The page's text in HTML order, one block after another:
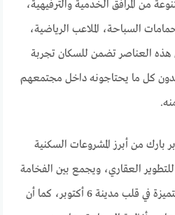
من المرافق الخدمية والترفيهية،
السباحة، الملاعب الرياضية،
هذه العناصر تضمن للسكان تجربة
كل ما يحتاجونه داخل مجتمعهم
ماونتن فيو 4 أكتوبر بارك من أبرز المشروعات السكنية
العقاري، ويجمع بين الفخامة
والراحة ليقدم تجربة سكنية متميزة في قلب مدينة 6 أكتوبر، كما أن